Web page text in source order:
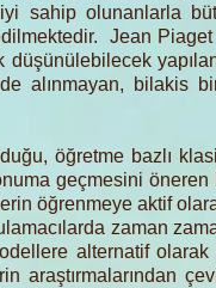
sahip olunanlarla
Jean
alınmayan, bilakis
öğretme bazlı
geçmesini
öğrenmeye aktif
zaman
alternatif olarak
araştırmalarından